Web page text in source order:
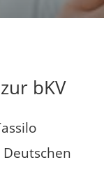
zur bKV